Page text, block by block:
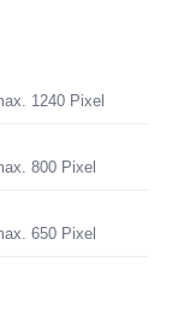
1240 Pixel
800 Pixel
650 Pixel